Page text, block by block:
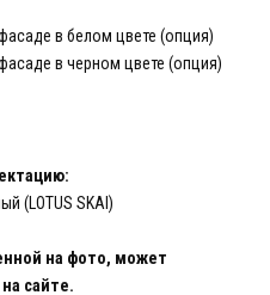
в белом цвете (опция)
в черном цвете (опция)
(LOTUS SKAI)
на фото, может
сайте.